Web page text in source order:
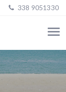
338 9051330